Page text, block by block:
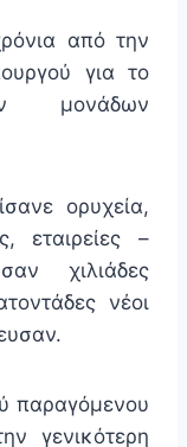
από την
για το
μονάδων
ορυχεία,
εταιρείες –
χιλιάδες
νέοι
παραγόμενου
γενικότερη